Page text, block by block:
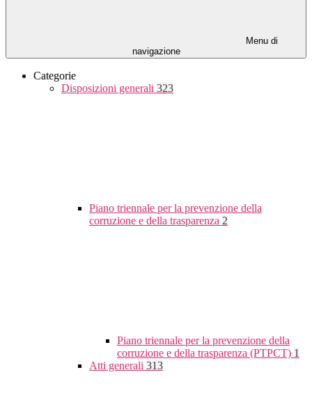
Menu di
navigazione
Categorie
Disposizioni generali 323
Piano triennale per la prevenzione della
corruzione e della trasparenza 2
Piano triennale per la prevenzione della
corruzione e della trasparenza (PTPCT) 1
Atti generali 313